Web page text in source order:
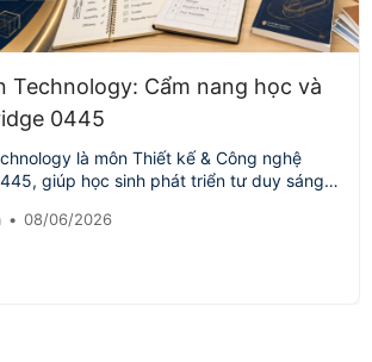
Technology: Cẩm nang học và
0445
là môn Thiết kế & Công nghệ
giúp học sinh phát triển tư duy sáng
• 08/06/2026